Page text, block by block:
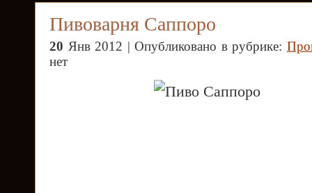
Пивоварня Саппоро
20 Янв 2012 | Опубликовано в рубрике:
нет